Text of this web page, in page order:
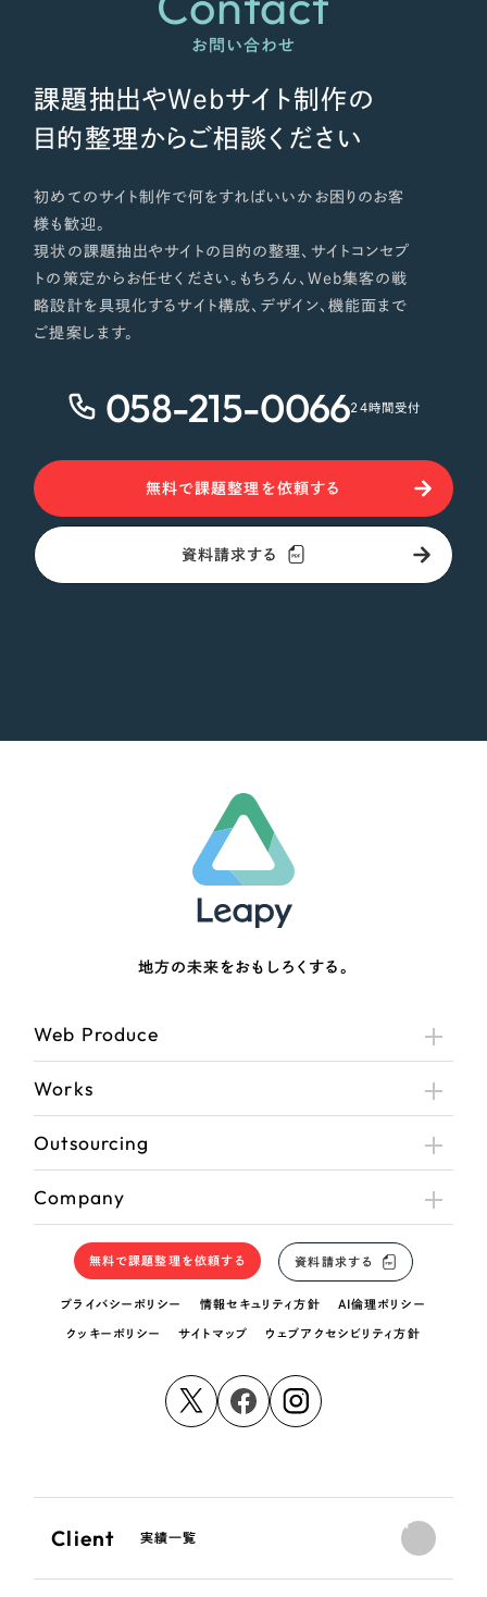
お問い合わせ
課題抽出やWebサイト制作の
目的整理からご相談ください
初めてのサイト制作で何をすればいいかお困りのお客
様も歓迎。
現状の課題抽出やサイトの目的の整理、サイトコンセプ
トの策定からお任せください。もちろん、Web集客の戦
略設計を具現化するサイト構成、デザイン、機能面まで
ご提案します。
058-215-006624時間受付
無料で課題整理を依頼する
資料請求する
地方の未来をおもしろくする。
Web Produce
Works
Outsourcing
Company
無料で課題整理を依頼する 資料請求する
プライバシーポリシー 情報セキュリティ方針 AI倫理ポリシー
クッキーポリシー サイトマップ ウェブアクセシビリティ方針
Client 実績一覧